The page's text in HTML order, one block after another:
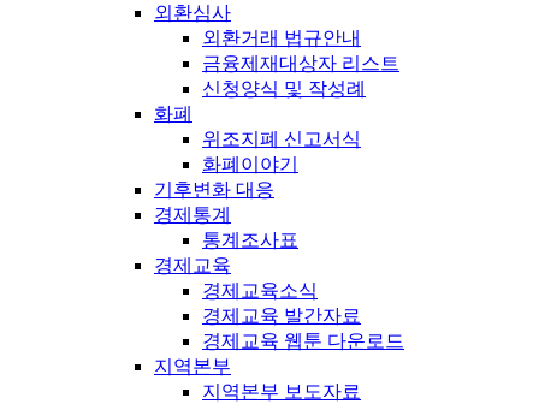
외환심사
외환거래 법규안내
금융제재대상자 리스트
신청양식 및 작성례
화폐
위조지폐 신고서식
화폐이야기
기후변화 대응
경제통계
통계조사표
경제교육
경제교육소식
경제교육 발간자료
경제교육 웹툰 다운로드
지역본부
지역본부 보도자료